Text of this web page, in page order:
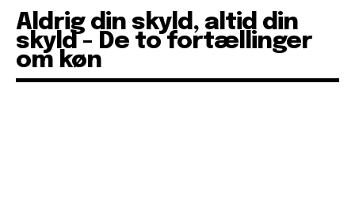
Aldrig din skyld, altid din
skyld - De to fortællinger
om køn